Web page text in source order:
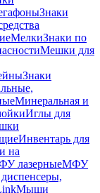
Знаки
МелкиЗнаки по
Мешки для
Знаки
Минеральная и
Иглы для
Инвентарь для
на
лазерныеМФУ
Мыши